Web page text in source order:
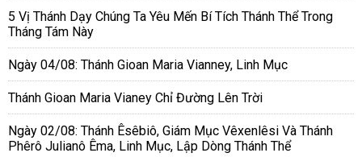
5 Vị Thánh Dạy Chúng Ta Yêu Mến Bí Tích Thánh Thể Trong
Tháng Tám Này
Ngày 04/08: Thánh Gioan Maria Vianney, Linh Mục
Thánh Gioan Maria Vianey Chỉ Đường Lên Trời
Ngày 02/08: Thánh Êsêbiô, Giám Mục Vêxenlêsi Và Thánh
Phêrô Julianô Êma, Linh Mục, Lập Dòng Thánh Thể